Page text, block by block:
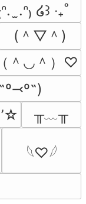
̫.ᐢ₎ ໒꒱ ‧₊˚
(＾▽＾)
（＾◡＾）♡
╥﹏╥
𓆩♡𓆪